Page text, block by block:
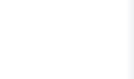
højeste tillid og tilfredshed med